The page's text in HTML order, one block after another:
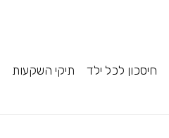
חיסכון לכל ילד תיקי השקעות